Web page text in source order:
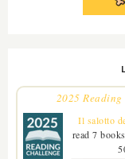
2025
Il salotto
read 7